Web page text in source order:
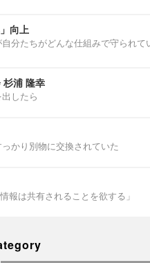
向上
分たちがどんな仕組みで守られ
杉浦 隆幸
したら
かり別物に交換されていた
報は共有されることを欲する」